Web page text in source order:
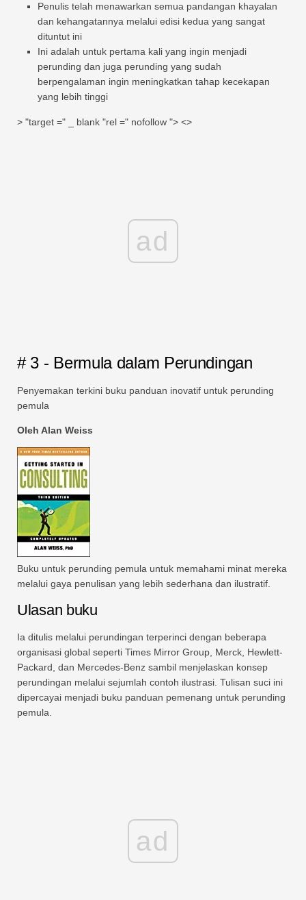
Penulis telah menawarkan semua pandangan khayalan
dan kehangatannya melalui edisi kedua yang sangat
dituntut ini
Ini adalah untuk pertama kali yang ingin menjadi
perunding dan juga perunding yang sudah
berpengalaman ingin meningkatkan tahap kecekapan
yang lebih tinggi
> "target =" _ blank "rel =" nofollow "> <>
ad
# 3 - Bermula dalam Perundingan
Penyemakan terkini buku panduan inovatif untuk perunding
pemula
Oleh Alan Weiss
Buku untuk perunding pemula untuk memahami minat mereka
melalui gaya penulisan yang lebih sederhana dan ilustratif.
Ulasan buku
Ia ditulis melalui perundingan terperinci dengan beberapa
organisasi global seperti Times Mirror Group, Merck, Hewlett-
Packard, dan Mercedes-Benz sambil menjelaskan konsep
perundingan melalui sejumlah contoh ilustrasi. Tulisan suci ini
dipercayai menjadi buku panduan pemenang untuk perunding
pemula.
ad